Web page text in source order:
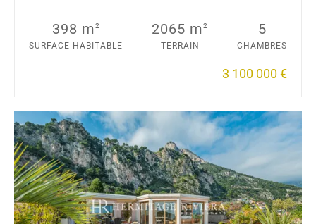
398 m2
SURFACE HABITABLE
2065 m2
TERRAIN
5
CHAMBRES
3 100 000 €